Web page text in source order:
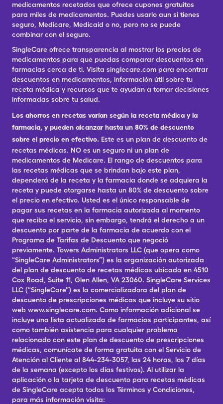
medicamentos recetados que ofrece cupones gratuitos
para miles de medicamentos. Puedes usarlo aun si tienes
seguro, Medicare, Medicaid o no, pero no se puede
combinar con el seguro.
SingleCare ofrece transparencia al mostrar los precios de
medicamentos para que puedas comparar descuentos en
farmacias cerca de ti. Visita singlecare.com para encontrar
descuentos en medicamentos, información útil sobre tu
receta médica y recursos que te ayudan a tomar decisiones
informadas sobre tu salud.
Los ahorros en recetas varían según la receta médica y la
farmacia, y pueden alcanzar hasta un 80% de descuento
sobre el precio en efectivo. Este es un plan de descuento de
recetas médicas. NO es un seguro ni un plan de
medicamentos de Medicare. El rango de descuentos para
las recetas médicas que se brindan bajo este plan,
dependerá de la receta y la farmacia donde se adquiera la
receta y puede otorgarse hasta un 80% de descuento sobre
el precio en efectivo. Usted es el único responsable de
pagar sus recetas en la farmacia autorizada al momento
que reciba el servicio, sin embargo, tendrá el derecho a un
descuento por parte de la farmacia de acuerdo con el
Programa de Tarifas de Descuento que negoció
previamente. Towers Administrators LLC (que opera como
“SingleCare Administrators”) es la organización autorizada
del plan de descuento de recetas médicas ubicada en 4510
Cox Road, Suite 11, Glen Allen, VA 23060. SingleCare Services
LLC (“SingleCare”) es la comercializadora del plan de
descuento de prescripciones médicas que incluye su sitio
web www.singlecare.com. Como información adicional se
incluye una lista actualizada de farmacias participantes, así
como también asistencia para cualquier problema
relacionado con este plan de descuento de prescripciones
médicas, comunícate de forma gratuita con el Servicio de
Atención al Cliente al 844-234-3057, las 24 horas, los 7 días
de la semana (excepto los días festivos). Al utilizar la
aplicación o la tarjeta de descuento para recetas médicas
de SingleCare acepta todos los Términos y Condiciones,
para más información visita: